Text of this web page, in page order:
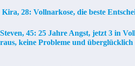
Kira, 28: Vollnarkose, die beste
Steven, 45: 25 Jahre Angst, jetzt 3 in
raus, keine Probleme und überglücklich